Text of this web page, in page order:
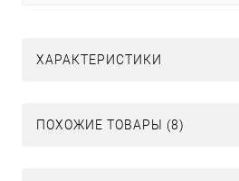
ХАРАКТЕРИСТИКИ
ПОХОЖИЕ ТОВАРЫ (8)